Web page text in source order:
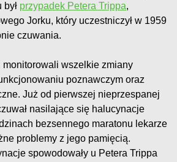
przypadek Petera Trippa,
Jorku, który uczestniczył w 1959
czuwania.
wszelkie zmiany
poznawczym oraz
Już od pierwszej nieprzespanej
nasilające się halucynacje
bezsennego maratonu lekarze
problemy z jego pamięcią.
spowodowały u Petera Trippa